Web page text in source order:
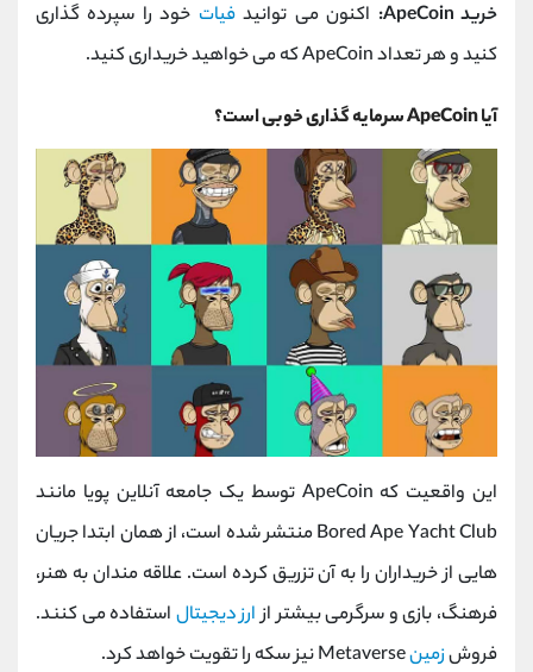
خرید ApeCoin:
اکنون می توانیدفیات خود را سپرده گذاری
کنید و هر تعداد ApeCoin که می خواهید خریداری کنید.
آیا ApeCoin سرمایه گذاری خوبی است؟
این واقعیت که ApeCoin توسط یک جامعه آنلاین پویا مانند
Bored Ape Yacht Club منتشر شده است، از همان ابتدا جریان
هایی از خریداران را به آن تزریق کرده است. علاقه مندان به هنر،
فرهنگ، بازی و سرگرمی بیشتر ازارز دیجیتال استفاده می کنند.
فروشزمین